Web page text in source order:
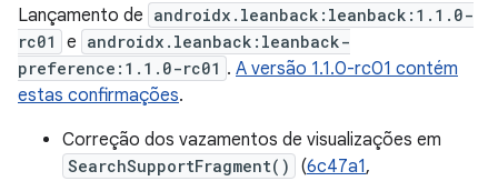
Lançamento de androidx.leanback:leanback:1.1.0-
rc01
e androidx.leanback:leanback-
preference:1.1.0-rc01 . A versão 1.1.0-rc01 contém
estas confirmações.
Correção dos vazamentos de visualizações em
SearchSupportFragment() (6c47a1,